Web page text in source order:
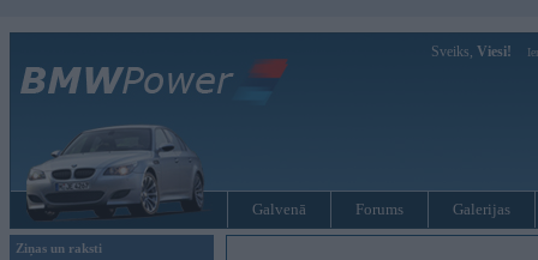
Sveiks, Viesi!
Galvenā Forums Galerijas
Ziņas un raksti